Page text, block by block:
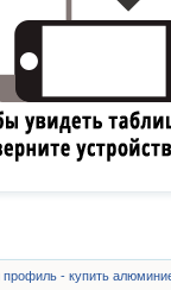
- купить